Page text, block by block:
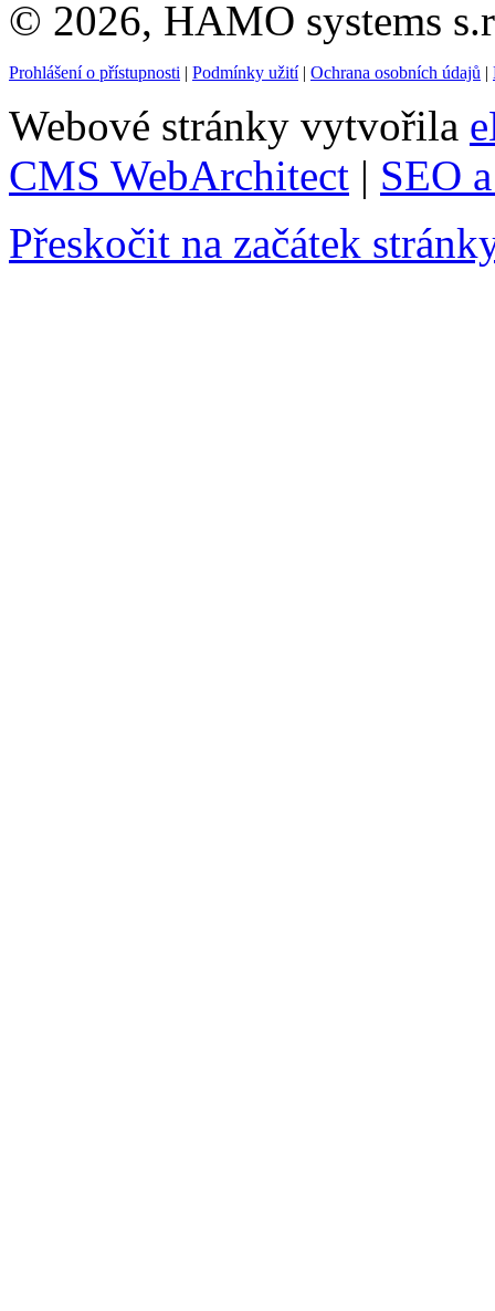
© 2026, HAMO systems
Prohlášení o přístupnosti | Podmínky užití| Ochrana osobních údajů |
Webové stránky vytvořila
CMS WebArchitect | SEO
Přeskočit na začátek